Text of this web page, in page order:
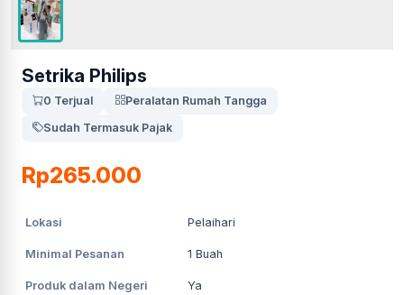
Setrika Philips
0 Terjual
Peralatan Rumah Tangga
Sudah Termasuk Pajak
Rp265.000
Lokasi Pelaihari
Minimal Pesanan 1 Buah
Produk dalam Negeri Ya